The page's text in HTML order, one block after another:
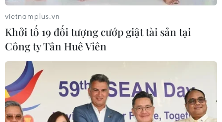
vietnamplus.vn
Khởi tố 19 đối tượng cướp giật tài sản tại
Công ty Tân Huê Viên